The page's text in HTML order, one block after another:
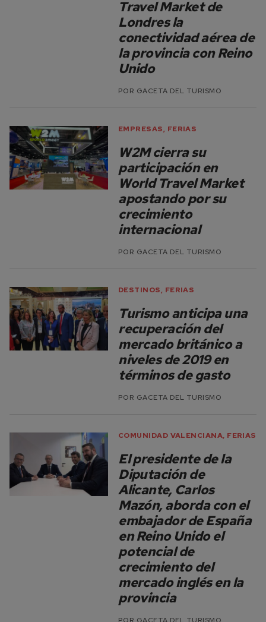
Travel Market de
Londres la
conectividad aérea de
la provincia con Reino
Unido
POR GACETA DEL TURISMO
EMPRESAS, FERIAS
W2M cierra su
participación en
World Travel Market
apostando por su
crecimiento
internacional
POR GACETA DEL TURISMO
DESTINOS, FERIAS
Turismo anticipa una
recuperación del
mercado británico a
niveles de 2019 en
términos de gasto
POR GACETA DEL TURISMO
COMUNIDAD VALENCIANA, FERIAS
El presidente de la
Diputación de
Alicante, Carlos
Mazón, aborda con el
embajador de España
en Reino Unido el
potencial de
crecimiento del
mercado inglés en la
provincia